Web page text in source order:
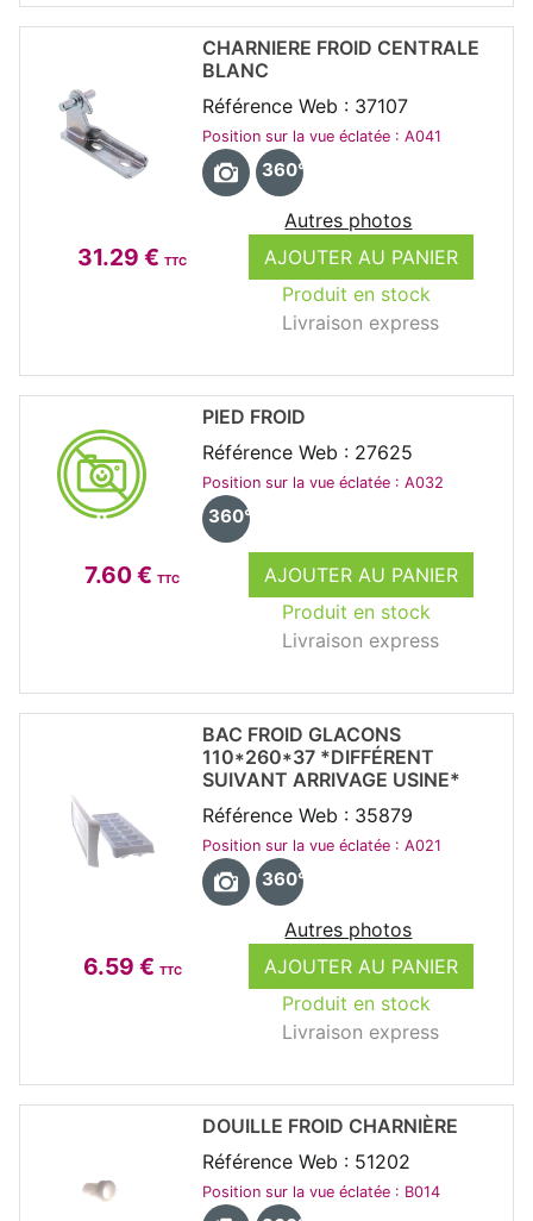
31.29 € TTC
AJOUTER AU PANIER
Produit en stock
Livraison express
CHARNIERE FROID CENTRALE
BLANC
Référence Web : 37107
Position sur la vue éclatée : A041
360°
Autres photos
7.60 € TTC
AJOUTER AU PANIER
Produit en stock
Livraison express
PIED FROID
Référence Web : 27625
Position sur la vue éclatée : A032
360°
6.59 € TTC
AJOUTER AU PANIER
Produit en stock
Livraison express
BAC FROID GLACONS
110*260*37 *DIFFÉRENT
SUIVANT ARRIVAGE USINE*
Référence Web : 35879
Position sur la vue éclatée : A021
360°
Autres photos
DOUILLE FROID CHARNIÈRE
Référence Web : 51202
Position sur la vue éclatée : B014